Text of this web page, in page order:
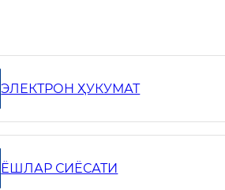
ЭЛЕКТРОН ҲУКУМАТ
ЁШЛАР СИЁСАТИ